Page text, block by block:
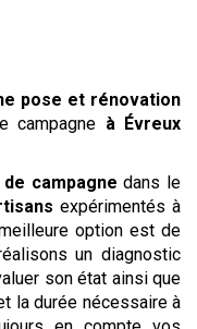
pose et rénovation
campagne à Évreux
campagne dans le
expérimentés à
option est de
un diagnostic
son état ainsi que
la durée nécessaire à